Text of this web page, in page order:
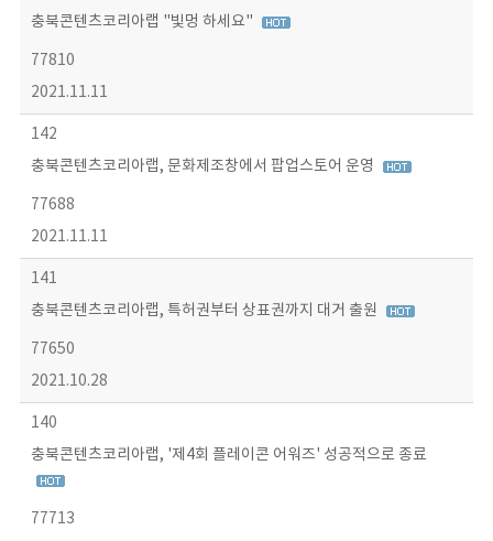
충북콘텐츠코리아랩 "빛멍 하세요"
77810
2021.11.11
142
충북콘텐츠코리아랩, 문화제조창에서 팝업스토어 운영
77688
2021.11.11
141
충북콘텐츠코리아랩, 특허권부터 상표권까지 대거 출원
77650
2021.10.28
140
충북콘텐츠코리아랩, '제4회 플레이콘 어워즈' 성공적으로 종료
77713